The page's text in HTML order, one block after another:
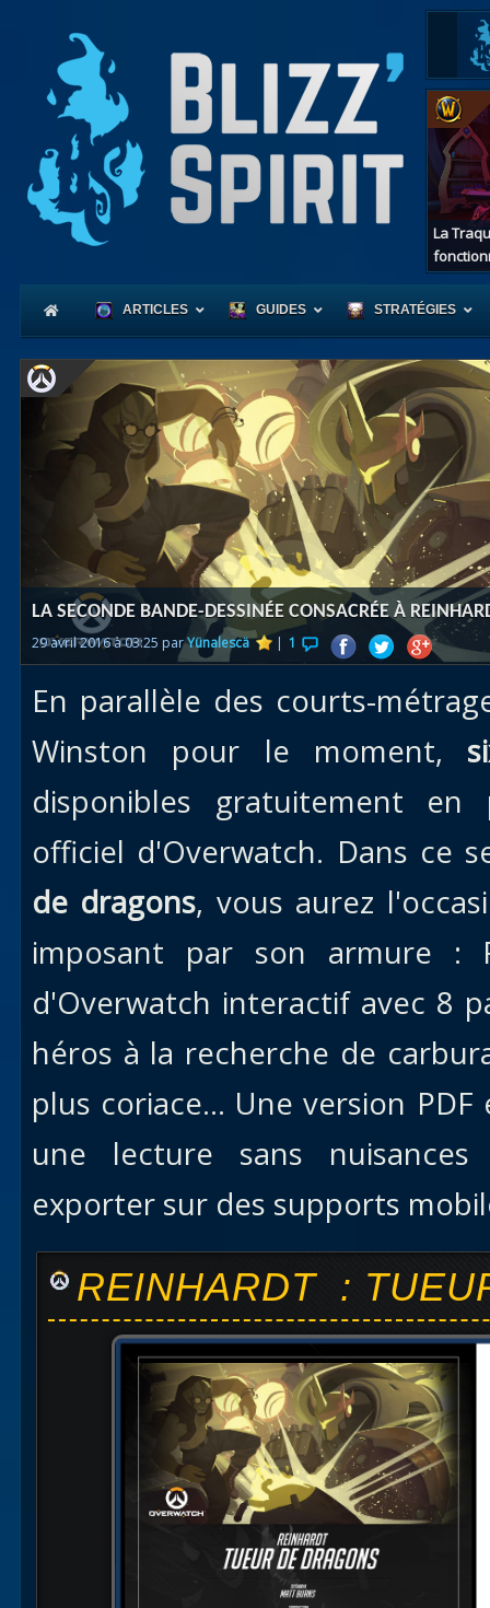
La
ARTICLES GUIDES
Coeur
Races
alliées
des îles
le vol
Uldum
Val
STRATÉGIES
LA SECONDE BANDE-DESSINÉE CONSACRÉE À
29 avril 2016 à 03:25 parYünalescä | 1
En parallèle des courts-
Winston pour le moment,
disponibles gratuitement
officiel d'Overwatch. Dans ce
de dragons, vous aurez
imposant par son armure :
d'Overwatch interactif avec 8
héros à la recherche de
plus coriace... Une version
une lecture sans
exporter sur des supports
REINHARDT :